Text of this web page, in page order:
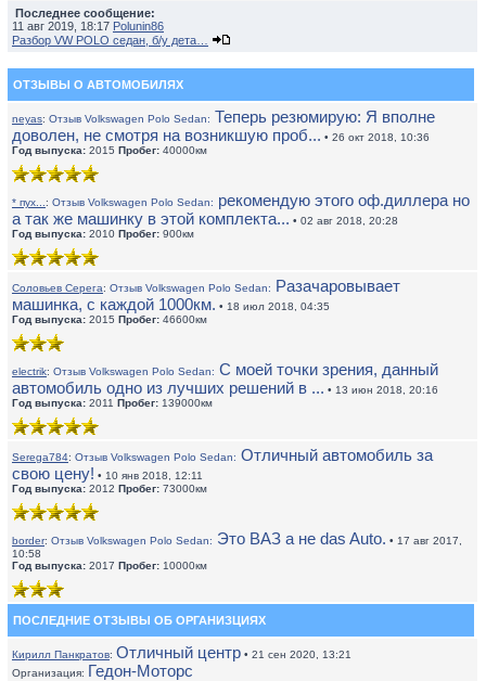
Последнее сообщение:
11 авг 2019, 18:17 Polunin86
Разбор VW POLO седан, б/у дета…
ОТЗЫВЫ О АВТОМОБИЛЯХ
neyas: Отзыв Volkswagen Polo Sedan: Теперь резюмирую: Я вполне
доволен, не смотря на возникшую проб... • 26 окт 2018, 10:36
Год выпуска: 2015 Пробег: 40000км
* пух... : Отзыв Volkswagen Polo Sedan: рекомендую этого оф.диллера но
а так же машинку в этой комплекта... • 02 авг 2018, 20:28
Год выпуска: 2010 Пробег: 900км
Соловьев Серега: Отзыв Volkswagen Polo Sedan: Разачаровывает
машинка, с каждой 1000км. • 18 июл 2018, 04:35
Год выпуска: 2015 Пробег: 46600км
electrik: Отзыв Volkswagen Polo Sedan: С моей точки зрения, данный
автомобиль одно из лучших решений в ... • 13 июн 2018, 20:16
Год выпуска: 2011 Пробег: 139000км
Serega784: Отзыв Volkswagen Polo Sedan: Отличный автомобиль за
свою цену! • 10 янв 2018, 12:11
Год выпуска: 2012 Пробег: 73000км
border: Отзыв Volkswagen Polo Sedan: Это ВАЗ а не das Auto. • 17 авг 2017,
10:58
Год выпуска: 2017 Пробег: 10000км
ПОСЛЕДНИЕ ОТЗЫВЫ ОБ ОРГАНИЗЦИЯХ
Кирилл Панкратов: Отличный центр • 21 сен 2020, 13:21
Организация: Гедон-Моторс